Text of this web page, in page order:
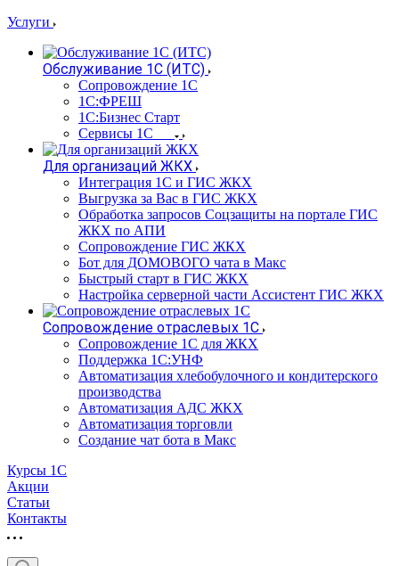
Услуги
Обслуживание 1С (ИТС)
Сопровождение 1С
1С:ФРЕШ
1С:Бизнес Старт
Сервисы 1С
Для организаций ЖКХ
Интеграция 1С и ГИС ЖКХ
Выгрузка за Вас в ГИС ЖКХ
Обработка запросов Соцзащиты на портале ГИС
ЖКХ по АПИ
Сопровождение ГИС ЖКХ
Бот для ДОМОВОГО чата в Макс
Быстрый старт в ГИС ЖКХ
Настройка серверной части Ассистент ГИС ЖКХ
Сопровождение отраслевых 1С
Сопровождение 1С для ЖКХ
Поддержка 1С:УНФ
Автоматизация хлебобулочного и кондитерского
производства
Автоматизация АДС ЖКХ
Автоматизация торговли
Создание чат бота в Макс
Курсы 1С
Акции
Статьи
Контакты